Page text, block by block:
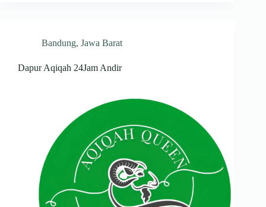
Bandung, Jawa Barat
Dapur Aqiqah 24Jam Andir